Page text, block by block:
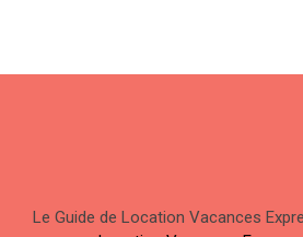
Le Guide de Location Vacances